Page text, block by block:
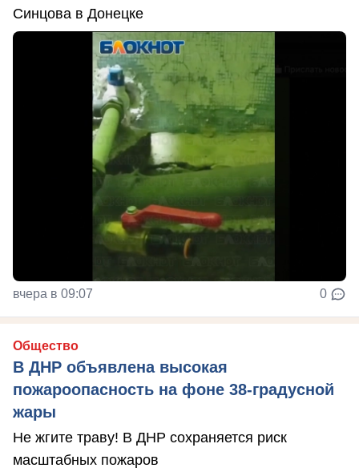
Синцова в Донецке
вчера в 09:07 0
Общество
В ДНР объявлена высокая
пожароопасность на фоне 38-градусной
жары
Не жгите траву! В ДНР сохраняется риск
масштабных пожаров